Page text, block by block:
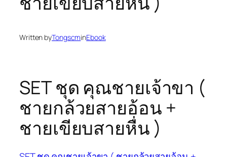
Written byTongscminEbook
SET ชุด คุณชายเจ้าขา (
ชายกล้วยสายอ้อน +
ชายเขียบสายหื่น )